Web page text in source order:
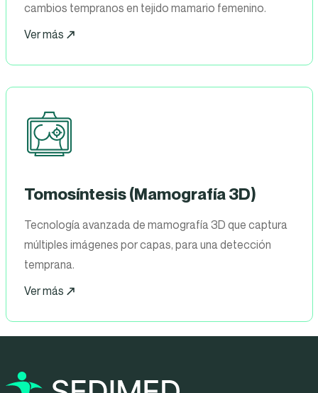
cambios tempranos en tejido mamario femenino.
Ver más
Tomosíntesis (Mamografía 3D)
Tecnología avanzada de mamografía 3D que captura
múltiples imágenes por capas, para una detección
temprana.
Ver más